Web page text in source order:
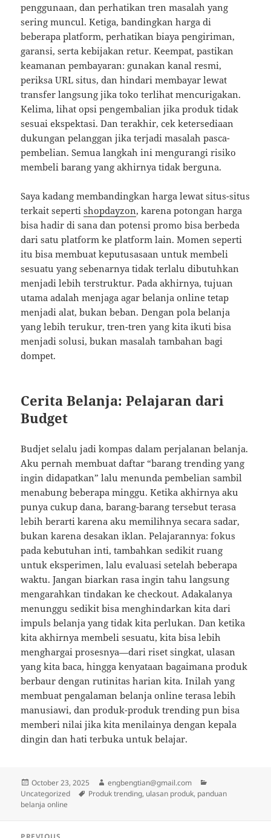
penggunaan, dan perhatikan tren masalah yang
sering muncul. Ketiga, bandingkan harga di
beberapa platform, perhatikan biaya pengiriman,
garansi, serta kebijakan retur. Keempat, pastikan
keamanan pembayaran: gunakan kanal resmi,
periksa URL situs, dan hindari membayar lewat
transfer langsung jika toko terlihat mencurigakan.
Kelima, lihat opsi pengembalian jika produk tidak
sesuai ekspektasi. Dan terakhir, cek ketersediaan
dukungan pelanggan jika terjadi masalah pasca-
pembelian. Semua langkah ini mengurangi risiko
membeli barang yang akhirnya tidak berguna.
Saya kadang membandingkan harga lewat situs-situs
terkait sepertishopdayzon, karena potongan harga
bisa hadir di sana dan potensi promo bisa berbeda
dari satu platform ke platform lain. Momen seperti
itu bisa membuat keputusasaan untuk membeli
sesuatu yang sebenarnya tidak terlalu dibutuhkan
menjadi lebih terstruktur. Pada akhirnya, tujuan
utama adalah menjaga agar belanja online tetap
menjadi alat, bukan beban. Dengan pola belanja
yang lebih terukur, tren-tren yang kita ikuti bisa
menjadi solusi, bukan masalah tambahan bagi
dompet.
Cerita Belanja: Pelajaran dari
Budget
Budjet selalu jadi kompas dalam perjalanan belanja.
Aku pernah membuat daftar “barang trending yang
ingin didapatkan” lalu menunda pembelian sambil
menabung beberapa minggu. Ketika akhirnya aku
punya cukup dana, barang-barang tersebut terasa
lebih berarti karena aku memilihnya secara sadar,
bukan karena desakan iklan. Pelajarannya: fokus
pada kebutuhan inti, tambahkan sedikit ruang
untuk eksperimen, lalu evaluasi setelah beberapa
waktu. Jangan biarkan rasa ingin tahu langsung
mengarahkan tindakan ke checkout. Adakalanya
menunggu sedikit bisa menghindarkan kita dari
impuls belanja yang tidak kita perlukan. Dan ketika
kita akhirnya membeli sesuatu, kita bisa lebih
menghargai prosesnya—dari riset singkat, ulasan
yang kita baca, hingga kenyataan bagaimana produk
berbaur dengan rutinitas harian kita. Inilah yang
membuat pengalaman belanja online terasa lebih
manusiawi, dan produk-produk trending pun bisa
memberi nilai jika kita menilainya dengan kepala
dingin dan hati terbuka untuk belajar.
Posted
on
October 23, 2025 Author
engbengtian@gmail.com
Uncategorized
Tags
Produk trending, ulasan produk, panduan
belanja online